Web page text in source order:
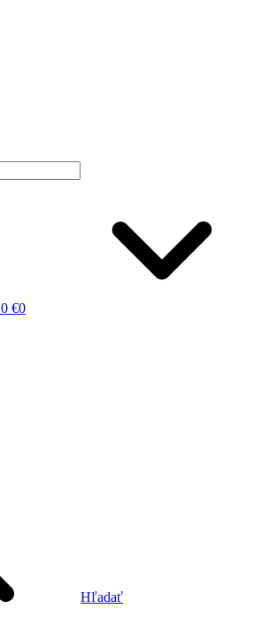
0 €0
Hľadať